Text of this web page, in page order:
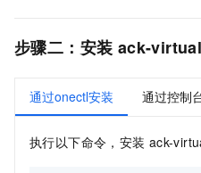
步骤二：安装 ack-
通过onectl安装 通过控制
执行以下命令，安装 ack-